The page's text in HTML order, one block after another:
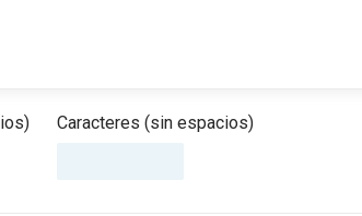
Caracteres (sin espacios)